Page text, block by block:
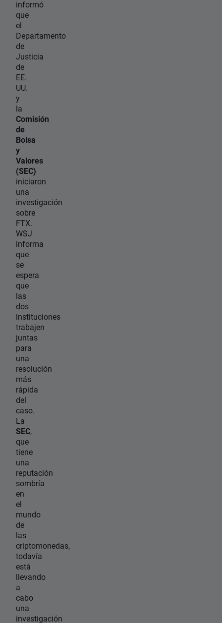
informó
que
el
Departamento
de
Justicia
de
EE.
UU.
y
la
Comisión
de
Bolsa
y
Valores
(SEC)
iniciaron
una
investigación
sobre
FTX.
WSJ
informa
que
se
espera
que
las
dos
instituciones
trabajen
juntas
para
una
resolución
más
rápida
del
caso.
La
SEC,
que
tiene
una
reputación
sombría
en
el
mundo
de
las
criptomonedas,
todavía
está
llevando
a
cabo
una
investigación